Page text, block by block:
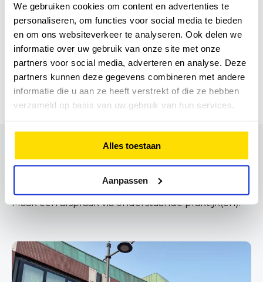
We gebruiken cookies om content en advertenties te
personaliseren, om functies voor social media te bieden
en om ons websiteverkeer te analyseren. Ook delen we
informatie over uw gebruik van onze site met onze
partners voor social media, adverteren en analyse. Deze
partners kunnen deze gegevens combineren met andere
informatie die u aan ze heeft verstrekt of die ze hebben
verzameld op basis van uw gebruik van hun services.
Alles toestaan
Aanpassen
mede mogelijk door zijn motivatie en inzet.
Hoe ziet revalideren met fysiotherapie na covid-19
eruit?
Behandeld worden door Leendert
Maak een afspraak via onderstaande praktijk(en):